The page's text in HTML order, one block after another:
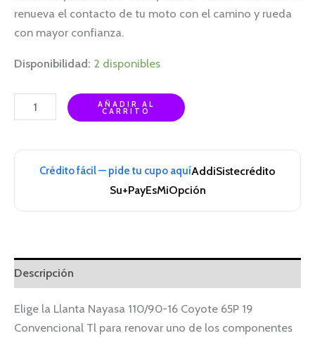
renueva el contacto de tu moto con el camino y rueda
con mayor confianza.
Disponibilidad: 2 disponibles
AÑADIR AL
CARRITO
Crédito fácil — pide tu cupo aquíAddiSistecrédito
Su+PayEsMiOpción
Descripción
Elige la Llanta Nayasa 110/90-16 Coyote 65P 19
Convencional Tl para renovar uno de los componentes